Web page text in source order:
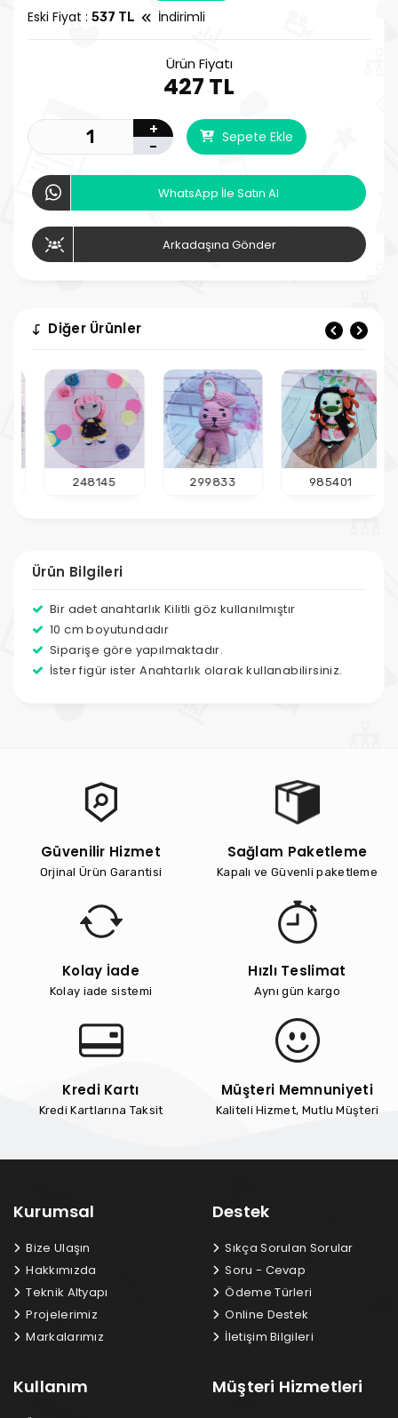
Eski Fiyat : 537 TL İndirimli
Ürün Fiyatı
427 TL
+
-
Sepete Ekle
WhatsApp İle Satın Al
Arkadaşına Gönder
Diğer Ürünler
248145 299833 985401
Ürün Bilgileri
Bir adet anahtarlık Kilitli göz kullanılmıştır
10 cm boyutundadır
Siparişe göre yapılmaktadır.
İster figür ister Anahtarlık olarak kullanabilirsiniz.
Güvenilir Hizmet
Orjinal Ürün Garantisi
Sağlam Paketleme
Kapalı ve Güvenli paketleme
Kolay İade
Kolay iade sistemi
Hızlı Teslimat
Aynı gün kargo
Kredi Kartı
Kredi Kartlarına Taksit
Müşteri Memnuniyeti
Kaliteli Hizmet, Mutlu Müşteri
Kurumsal
Bize Ulaşın
Hakkımızda
Teknik Altyapı
Projelerimiz
Markalarımız
Destek
Sıkça Sorulan Sorular
Soru - Cevap
Ödeme Türleri
Online Destek
İletişim Bilgileri
Kullanım Müşteri Hizmetleri